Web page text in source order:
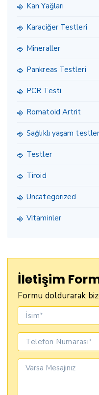
Kan Yağları
Karaciğer Testleri
Mineraller
Pankreas Testleri
PCR Testi
Romatoid Artrit
Sağlıklı yaşam
Testler
Tiroid
Uncategorized
Vitaminler
İletişim
Formu doldurarak